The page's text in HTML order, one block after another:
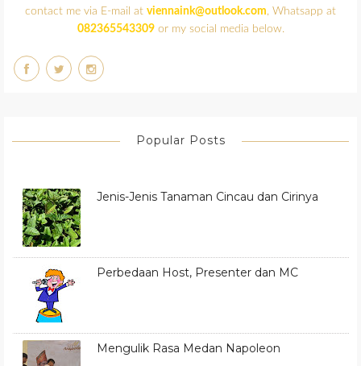
contact me via E-mail at viennaink@outlook.com , Whatsapp at
082365543309or my social media below.
Popular Posts
Jenis-Jenis Tanaman Cincau dan Cirinya
Perbedaan Host, Presenter dan MC
Mengulik Rasa Medan Napoleon